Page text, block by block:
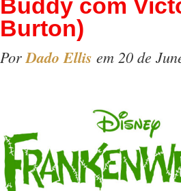
Buddy com
Burton)
PorDado Ellis em 20 de